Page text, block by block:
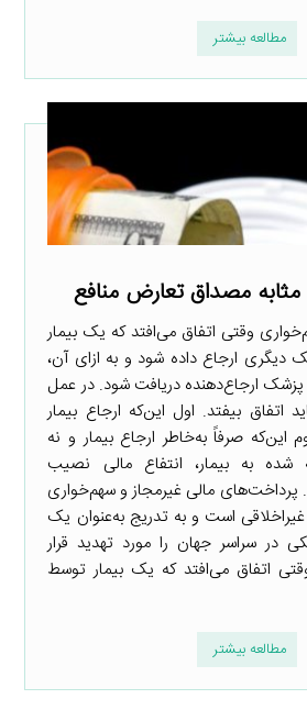
مطالعه بیشتر
مصداق تعارض منافع
وقتی اتفاق می‌افتد که یک بیمار
ارجاع داده شود و به ازای آن،
ارجاع‌دهنده دریافت شود. در عمل
اتفاق بیفتد. اول این‌که ارجاع بیمار
این‌که صرفاً به‌خاطر ارجاع بیمار و نه
شده به بیمار، انتفاع مالی نصیب
پرداخت‌های مالی غیرمجاز و سهم‌خواری
است و به تدریج به‌عنوان یک
در سراسر جهان را مورد تهدید قرار
اتفاق می‌افتد که یک بیمار توسط
مطالعه بیشتر